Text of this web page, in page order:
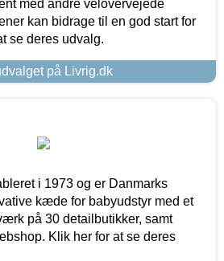
med andre velovervejede
kan bidrage til en god start for
se deres udvalg.
på Livrig.dk
i 1973 og er Danmarks
kæde for babyudstyr med et
på 30 detailbutikker, samt
Klik her for at se deres